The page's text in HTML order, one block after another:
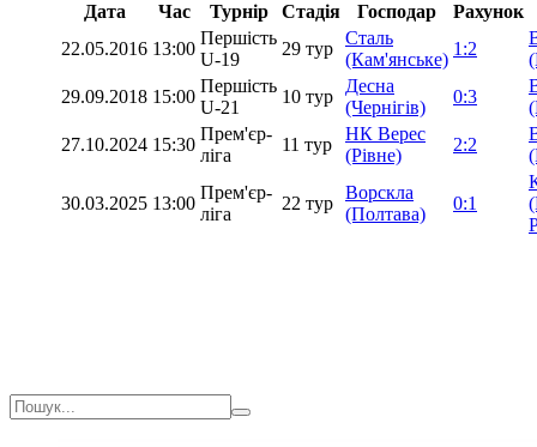
Дата Час Турнір Стадія Господар
Рахунок
22.05.2016 13:00
Першість
U-19
29 тур
Сталь
(Кам'янське)
1:2
29.09.2018 15:00
Першість
U-21
10 тур
Десна
(Чернігів)
0:3
27.10.2024 15:30
Прем'єр-
ліга
11 тур
НК Верес
(Рівне)
2:2
30.03.2025 13:00
Прем'єр-
ліга
22 тур
Ворскла
(Полтава)
0:1